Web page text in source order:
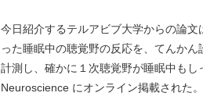
今日紹介するテルアビブ大学からの論
った睡眠中の聴覚野の反応を、てんか
計測し、確かに１次聴覚野が睡眠中も
Neuroscience にオンライン掲載された